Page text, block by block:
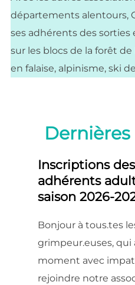
départements alentours,
ses adhérents des sorties
sur les blocs de la forêt
en falaise, alpinisme, ski
Inscriptions
adhérents
saison 2026-
Bonjour à tous.tes
grimpeur.euses,
moment avec
rejoindre notre